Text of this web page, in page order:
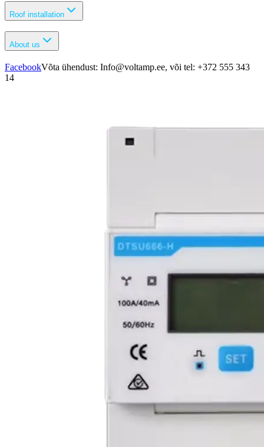
Roof installation
About us
FacebookVõta ühendust: Info@voltamp.ee, või tel: +372 555 343
14